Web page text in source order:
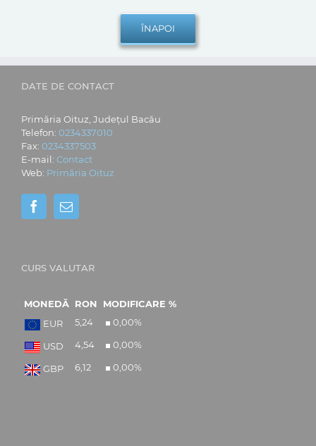
DATE DE CONTACT
Primăria Oituz, Județul Bacău
Telefon: 0234337010
Fax: 0234337503
E-mail: Contact
Web: Primăria Oituz
CURS VALUTAR
MONEDĂ RON
MODIFICARE %
EUR
5,24 0,00%
USD 4,54 0,00%
GBP 6,12 0,00%